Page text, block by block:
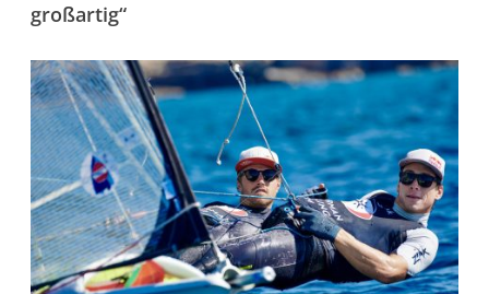
großartig“